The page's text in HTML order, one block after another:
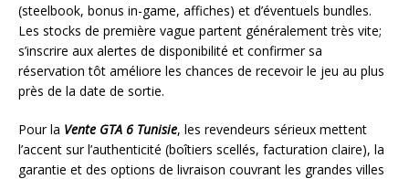
(steelbook, bonus in-game, affiches) et d’éventuels bundles.
Les stocks de première vague partent généralement très vite;
s’inscrire aux alertes de disponibilité et confirmer sa
réservation tôt améliore les chances de recevoir le jeu au plus
près de la date de sortie.
Pour la Vente GTA 6 Tunisie, les revendeurs sérieux mettent
l’accent sur l’authenticité (boîtiers scellés, facturation claire), la
garantie et des options de livraison couvrant les grandes villes